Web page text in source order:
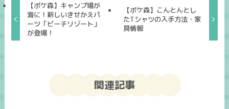
【ポケ森】キャンプ場が
海に！新しいきせかえパ
ーツ「ビーチリゾート」
が登場！
【ポケ森】こんとんとし
たTシャツの入手方法・家
具情報
関連記事